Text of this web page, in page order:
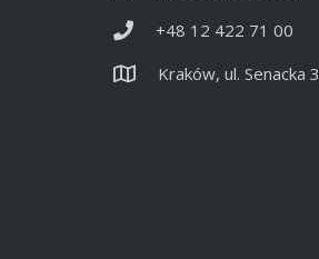
+48 12 422 71 00
Kraków, ul. Senacka 3